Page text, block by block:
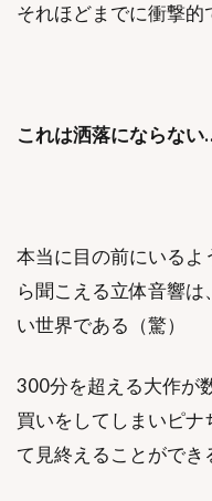
それほどまでに衝撃的
これは洒落にならな
本当に目の前にいる
ら聞こえる立体音響
い世界である（驚）
300分を超える大作が
買いをしてしまいピ
て見終えることができ